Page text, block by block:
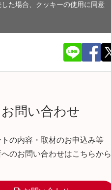
た場合、クッキーの使用に同意
お問い合わせ
トの内容・取材のお申込み等
のお問い合わせはこちらから